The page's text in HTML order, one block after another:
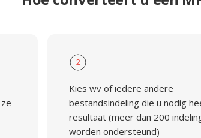
2
Kies wv of iedere andere
bestandsindeling die u nodig
resultaat (meer dan 200
worden ondersteund)